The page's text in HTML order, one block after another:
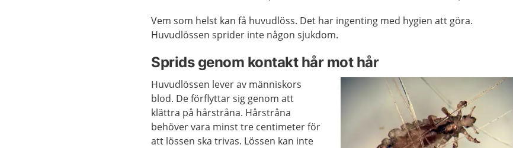
Vem som helst kan få huvudlöss. Det har ingenting med hygien att göra.
Huvudlössen sprider inte någon sjukdom.
Sprids genom kontakt hår mot hår
Huvudlössen lever av människors
blod. De förflyttar sig genom att
klättra på hårstråna. Hårstråna
behöver vara minst tre centimeter för
att lössen ska trivas. Lössen kan inte